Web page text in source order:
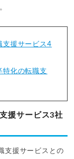
支援サービス4
化の転職支
援サービス3社
支援サービスとの